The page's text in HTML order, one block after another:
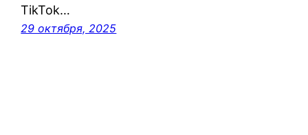
TikTok…
29 октября, 2025